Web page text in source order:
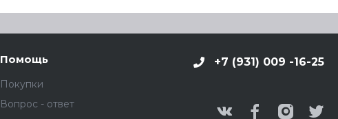
Помощь
Покупки
Вопрос - ответ
+7 (931) 009 -16-25